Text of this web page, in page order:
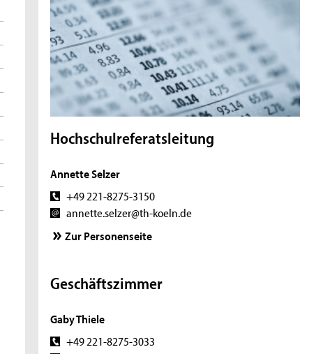
Hochschulreferatsleitung
Annette Selzer
+49 221-8275-3150
annette.selzer@th-koeln.de
Zur Personenseite
Geschäftszimmer
Gaby Thiele
+49 221-8275-3033